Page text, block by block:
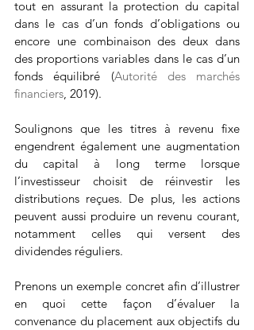
tout en assurant la protection du capital
dans le cas d’un fonds d’obligations ou
encore une combinaison des deux dans
des proportions variables dans le cas d’un
fonds équilibré (Autorité des marchés
financiers, 2019).
Soulignons que les titres à revenu fixe
engendrent également une augmentation
du capital à long terme lorsque
l’investisseur choisit de réinvestir les
distributions reçues. De plus, les actions
peuvent aussi produire un revenu courant,
notamment celles qui versent des
dividendes réguliers.
Prenons un exemple concret afin d’illustrer
en quoi cette façon d’évaluer la
convenance du placement aux objectifs du